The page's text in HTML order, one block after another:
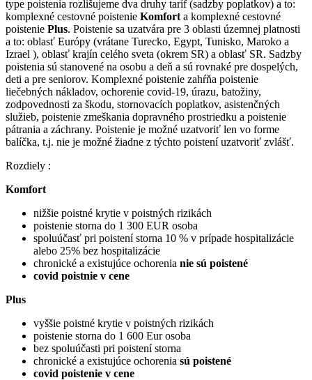
type poistenia rozlišujeme dva druhy taríf (sadzby poplatkov) a to:
komplexné cestovné poistenie Komfort a komplexné cestovné
poistenie Plus. Poistenie sa uzatvára pre 3 oblasti územnej platnosti
a to: oblasť Európy (vrátane Turecko, Egypt, Tunisko, Maroko a
Izrael ), oblasť krajín celého sveta (okrem SR) a oblasť SR. Sadzby
poistenia sú stanovené na osobu a deň a sú rovnaké pre dospelých,
deti a pre seniorov. Komplexné poistenie zahŕňa poistenie
liečebných nákladov, ochorenie covid-19, úrazu, batožiny,
zodpovednosti za škodu, stornovacích poplatkov, asistenčných
služieb, poistenie zmeškania dopravného prostriedku a poistenie
pátrania a záchrany. Poistenie je možné uzatvoriť len vo forme
balíčka, t.j. nie je možné žiadne z týchto poistení uzatvoriť zvlášť.
Rozdiely :
Komfort
nižšie poistné krytie v poistných rizikách
poistenie storna do 1 300 EUR osoba
spoluúčasť pri poistení storna 10 % v prípade hospitalizácie
alebo 25% bez hospitalizácie
chronické a existujúce ochorenia nie sú poistené
covid poistnie v cene
Plus
vyššie poistné krytie v poistných rizikách
poistenie storna do 1 600 Eur osoba
bez spoluúčasti pri poistení storna
chronické a existujúce ochorenia sú poistené
covid poistenie v cene